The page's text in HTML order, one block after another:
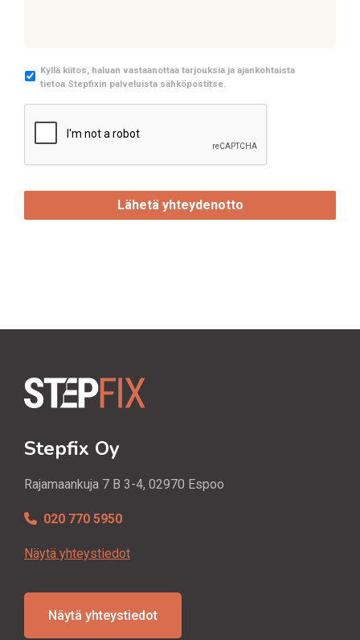
Stepfix Oy
Rajamaankuja 7 B 3-4, 02970 Espoo
020 770 5950
Näytä yhteystiedot
Näytä yhteystiedot
M
r
n
n
Kyllä kiitos, haluan vastaanottaa tarjouksia ja ajankohtaista
tietoa Stepfixin palveluista sähköpostitse.
H